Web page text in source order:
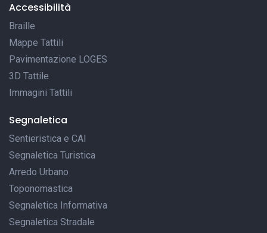
Accessibilità
Braille
Mappe Tattili
Pavimentazione LOGES
3D Tattile
Immagini Tattili
Segnaletica
Sentieristica e CAI
Segnaletica Turistica
Arredo Urbano
Toponomastica
Segnaletica Informativa
Segnaletica Stradale